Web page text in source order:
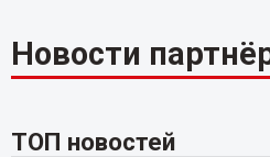
Новости
ТОП новостей